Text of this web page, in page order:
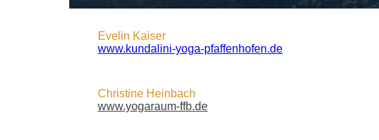
Evelin Kaiser
www.kundalini-yoga-pfaffenhofen.de
Christine Heinbach
www.yogaraum-ffb.de